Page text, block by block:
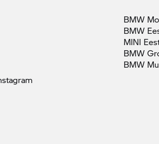
BMW
BMW
MINI
BMW
BMW